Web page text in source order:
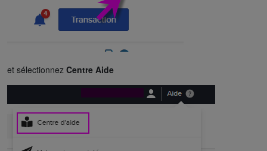
et sélectionnez Centre Aide